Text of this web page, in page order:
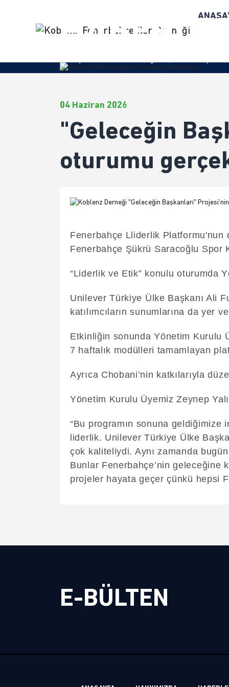
04 Haziran 2026
"Geleceğin
oturumu
Fenerbahçe Lliderlik Platformu'nun
Fenerbahçe Şükrü Saracoğlu Spor
“Liderlik ve Etik” konulu oturumda
Unilever Türkiye Ülke Başkanı Ali
katılımcıların sunumlarına da yer
Etkinliğin sonunda Yönetim Kurulu
7 haftalık modülleri tamamlayan
Ayrıca Chobani’nin katkılarıyla
Yönetim Kurulu Üyemiz Zeynep
“Bu programın sonuna geldiğimize
liderlik. Unilever Türkiye Ülke
çok kaliteliydi. Aynı zamanda
Bunlar Fenerbahçe’nin geleceğine
projeler hayata geçer çünkü hepsi
E-BÜLTEN